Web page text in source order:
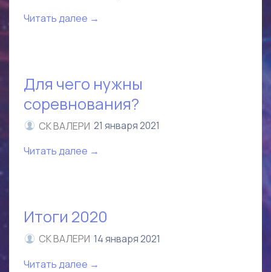
Читать далее →
Для чего нужны
соревнования?
СК ВАЛЕРИ 21 января 2021
Читать далее →
Итоги 2020
СК ВАЛЕРИ 14 января 2021
Читать далее →